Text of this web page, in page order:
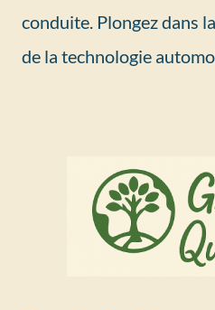
conduite. Plongez dans
de la technologie